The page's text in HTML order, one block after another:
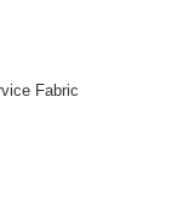
Fabric